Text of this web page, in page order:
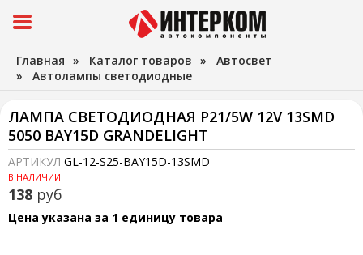
Главная » Каталог товаров » Автосвет
» Автолампы светодиодные
ЛАМПА СВЕТОДИОДНАЯ P21/5W 12V 13SMD
5050 BAY15D GRANDELIGHT
АРТИКУЛ GL-12-S25-BAY15D-13SMD
В НАЛИЧИИ
138 руб
Цена указана за 1 единицу товара